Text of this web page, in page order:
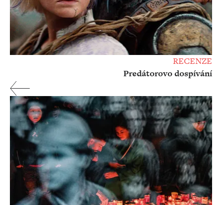
RECENZE
Predátorovo dospívání